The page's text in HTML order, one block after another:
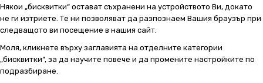
Някои „бисквитки“ остават съхранени на устройството Ви, докато
не ги изтриете. Те ни позволяват да разпознаем Вашия браузър при
следващото ви посещение в нашия сайт.
Моля, кликнете върху заглавията на отделните категории
„бисквитки“, за да научите повече и да промените настройките по
подразбиране.